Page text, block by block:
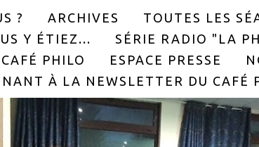
? ARCHIVES TOUTES LES
Y ÉTIEZ...
SÉRIE RADIO "LA
PHILO
ESPACE PRESSE
À LA NEWSLETTER DU CAFÉ